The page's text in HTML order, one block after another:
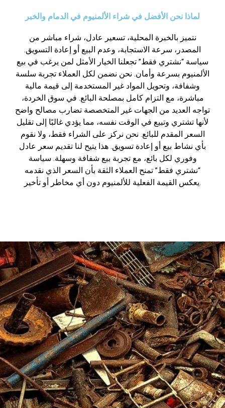
لماذا نحن الأفضل في شراء الألمنيوم في الدمام والخبر
نتميز بالخبرة المحلية، تسعير عادل، شراء مباشر من
المصدر، سرعة الاستجابة، وعدم البيع أو إعادة التسويق.
سياسة “نشتري فقط” تجعلنا الخيار الأمثل لمن يرغب في بيع
الألمنيوم بسرعة وأمان. نحن نضمن لكل العملاء تجربة سلسة
وشفافة، وتحويل المواد غير المستخدمة إلى قيمة مالية
مباشرة، مع التزام كامل بمصلحة البائع. في سوق الخردة،
تواجه العديد من الجهات غير المتخصصة تضارب مصالح واضح
لأنها تشتري وتبيع في الوقت نفسه، مما يؤدي غالبًا إلى تقليل
السعر المقدم للبائع. نحن نركز على الشراء فقط، ولا نقوم
بأي نشاط بيع أو إعادة تسويق. هذا يتيح لنا تقديم سعر عادل
وفوري لكل بائع، مع تجربة بيع شفافة وسهلة. سياسة
“نشتري فقط” تمنح العملاء الثقة بأن السعر الذي نقدمه
يعكس القيمة الفعلية للألمنيوم دون أي مخاطر أو تأخير.